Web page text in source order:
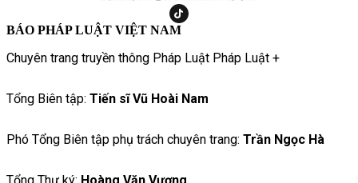
BÁO PHÁP LUẬT VIỆT NAM
Chuyên trang truyền thông Pháp Luật Pháp Luật +
Tổng Biên tập: Tiến sĩ Vũ Hoài Nam
Phó Tổng Biên tập phụ trách chuyên trang: Trần Ngọc Hà